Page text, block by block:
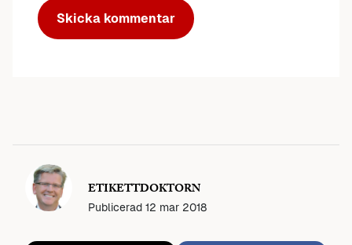
ETIKETTDOKTORN
Publicerad 12 mar 2018